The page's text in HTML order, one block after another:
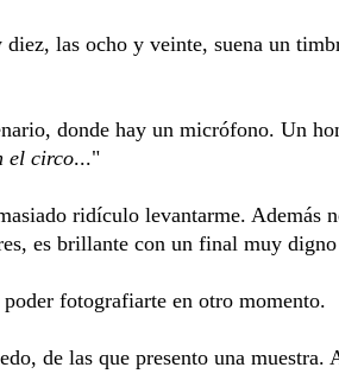
las ocho y veinte, suena un
donde hay un micrófono. Un
el circo..."
ridículo levantarme. Además
es brillante con un final muy
fotografiarte en otro momento.
de las que presento una muestra.